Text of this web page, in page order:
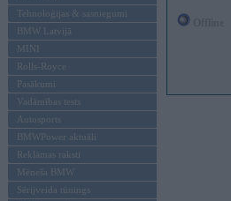
Tehnoloģijas & sasniegumi
BMW Latvijā
MINI
Rolls-Royce
Pasākumi
Vadāmības tests
Autosports
BMWPower aktuāli
Reklāmas raksti
Mēneša BMW
Sērijveida tūnings